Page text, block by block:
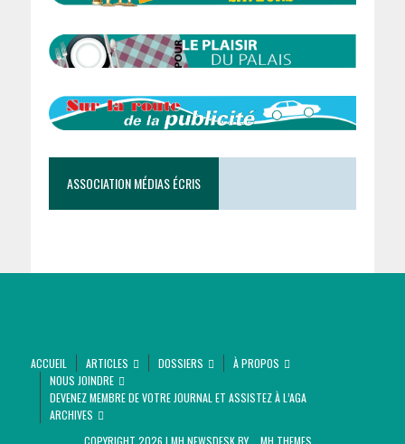
ASSOCIATION MÉDIAS ÉCRIS
ACCUEIL ARTICLES DOSSIERS
À PROPOS
NOUS JOINDRE
DEVENEZ MEMBRE DE VOTRE JOURNAL ET ASSISTEZ À L’AGA
ARCHIVES
COPYRIGHT 2026 | MH NEWSDESK BY
MH THEMES